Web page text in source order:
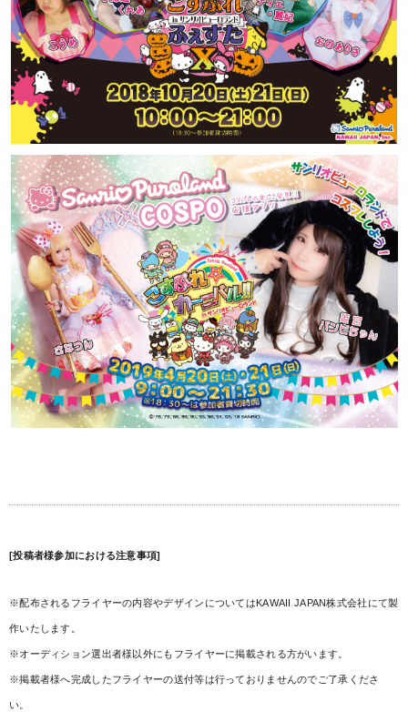
[投稿者様参加における注意事項]
※配布されるフライヤーの内容やデザインについてはKAWAII JAPAN株式会社にて製
作いたします。
※オーディション選出者様以外にもフライヤーに掲載される方がいます。
※掲載者様へ完成したフライヤーの送付等は行っておりませんのでご了承くださ
い。